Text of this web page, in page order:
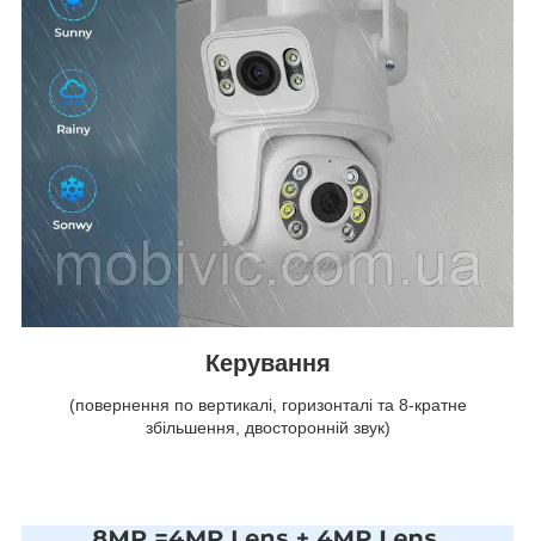
Керування
(повернення по вертикалі, горизонталі та 8-кратне
збільшення, двосторонній звук)